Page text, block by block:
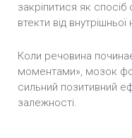
закріпитися як
втекти від внутрішньої
Коли речовина
моментами», мозок
сильний позитивний
залежності.